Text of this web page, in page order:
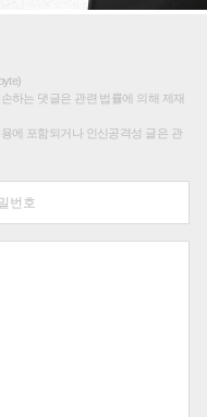
하는 댓글은 관련 법률에 의해 제재
에 포함되거나 인신공격성 글은 관